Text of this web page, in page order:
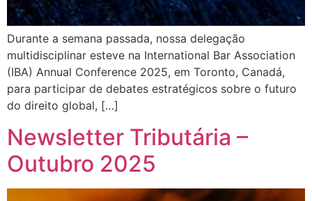
Durante a semana passada, nossa delegação
multidisciplinar esteve na International Bar Association
(IBA) Annual Conference 2025, em Toronto, Canadá,
para participar de debates estratégicos sobre o futuro
do direito global, […]
Newsletter Tributária –
Outubro 2025